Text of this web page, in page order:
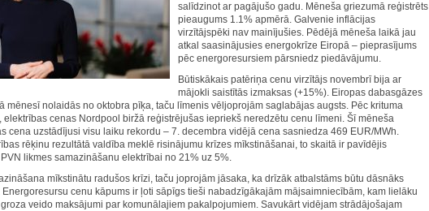
salīdzinot ar pagājušo gadu. Mēneša griezumā reģistrēts
pieaugums 1.1% apmērā. Galvenie inflācijas
virzītājspēki nav mainījušies. Pēdējā mēneša laikā jau
atkal saasinājusies energokrīze Eiropā – pieprasījums
pēc energoresursiem pārsniedz piedāvājumu.
Būtiskākais patēriņa cenu virzītājs novembrī bija ar
mājokli saistītās izmaksas (+15%). Eiropas dabasgāzes
mēnesī nolaidās no oktobra pīķa, taču līmenis vēljoprojām saglabājas augsts. Pēc krituma
elektrības cenas Nordpool biržā reģistrējušas iepriekš neredzētu cenu līmeni. Šī mēneša
cena uzstādījusi visu laiku rekordu – 7. decembra vidējā cena sasniedza 469 EUR/MWh.
rēķinu rezultātā valdība meklē risinājumu krīzes mīkstināšanai, to skaitā ir pavīdējis
likmes samazināšanu elektrībai no 21% uz 5%.
mīkstinātu radušos krīzi, taču joprojām jāsaka, ka drīzāk atbalstāms būtu dāsnāks
Energoresursu cenu kāpums ir ļoti sāpīgs tieši nabadzīgākajām mājsaimniecībām, kam lielāku
veido maksājumi par komunālajiem pakalpojumiem. Savukārt vidējam strādājošajam